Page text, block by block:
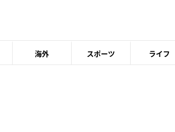
海外 スポーツ ライフ